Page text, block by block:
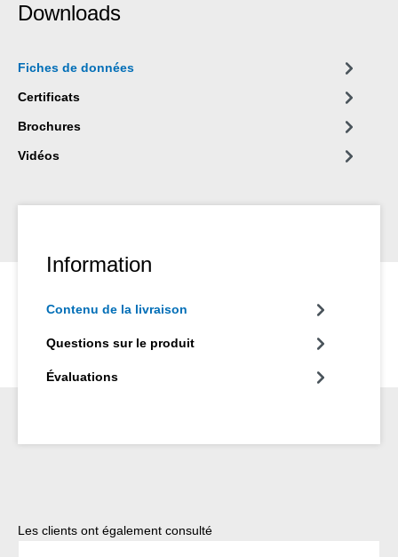
Downloads
Fiches de données
Certificats
Brochures
Vidéos
Information
Contenu de la livraison
Questions sur le produit
Évaluations
Ignorer la galerie de produits
Les clients ont également consulté